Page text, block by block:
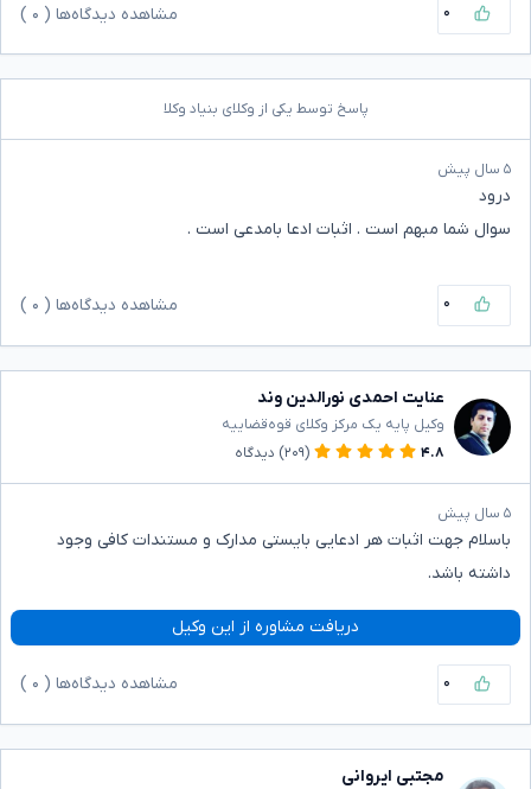
۰ مشاهده دیدگاه‌ها ( ۰
پاسخ توسط یکی از وکلای بنیاد وکلا
۵ سال پیش
درود
سوال شما مبهم است . اثبات ادعا بامدعی است .
۰ مشاهده دیدگاه‌ها ( ۰
عنایت احمدی نورالدین وند
وکیل پایه یک مرکز وکلای قوه‌قضاییه
۴.۸
(۲۰۹) دیدگاه
۵ سال پیش
باسلام جهت اثبات هر ادعایی بایستی مدارک و مستندات کافی وجود
داشته باشد.
دریافت مشاوره از این وکیل
۰ مشاهده دیدگاه‌ها ( ۰
مجتبی ایروانی